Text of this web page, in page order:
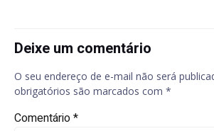
Deixe um comentário
O seu endereço de e-mail não será
obrigatórios são marcados com *
Comentário*